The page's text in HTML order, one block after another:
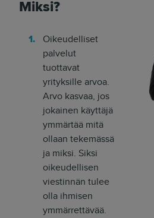
Miksi?
Oikeudelliset
palvelut
tuottavat
yrityksille arvoa.
Arvo kasvaa, jos
jokainen käyttäjä
ymmärtää mitä
ollaan tekemässä
ja miksi. Siksi
oikeudellisen
viestinnän tulee
olla ihmisen
ymmärrettävää.